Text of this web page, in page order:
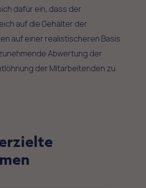
dafür ein, dass der
auf die Gehälter der
auf einer realistischeren Basis
Abwertung der
der Mitarbeitenden zu